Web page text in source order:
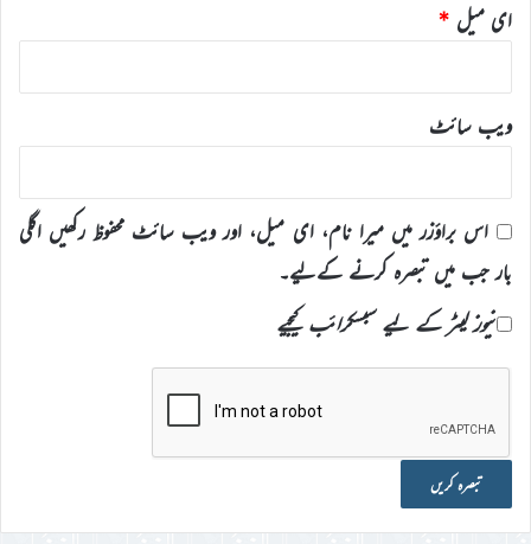
ای میل *
ویب‌ سائٹ
اس براؤزر میں میرا نام، ای میل، اور ویب سائٹ محفوظ رکھیں اگلی
بار جب میں تبصرہ کرنے کےلیے۔
نیوز لیٹر کے لیے سبسکرائب کیجیے